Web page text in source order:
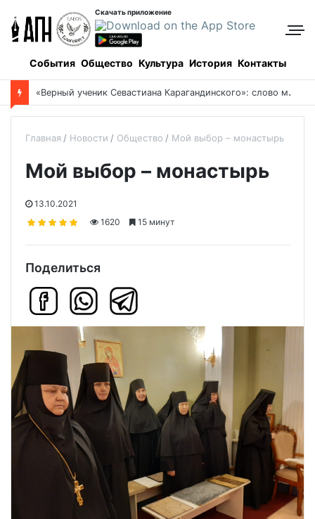
Скачать приложение
События Общество Культура История Контакты
Боровое: когда и как все начиналось, и кто все начинал
Главная Новости Общество Мой выбор – монастырь
Мой выбор – монастырь
13.10.2021
1620
15 минут
Поделиться